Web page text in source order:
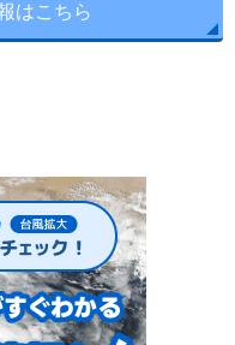
はこちら